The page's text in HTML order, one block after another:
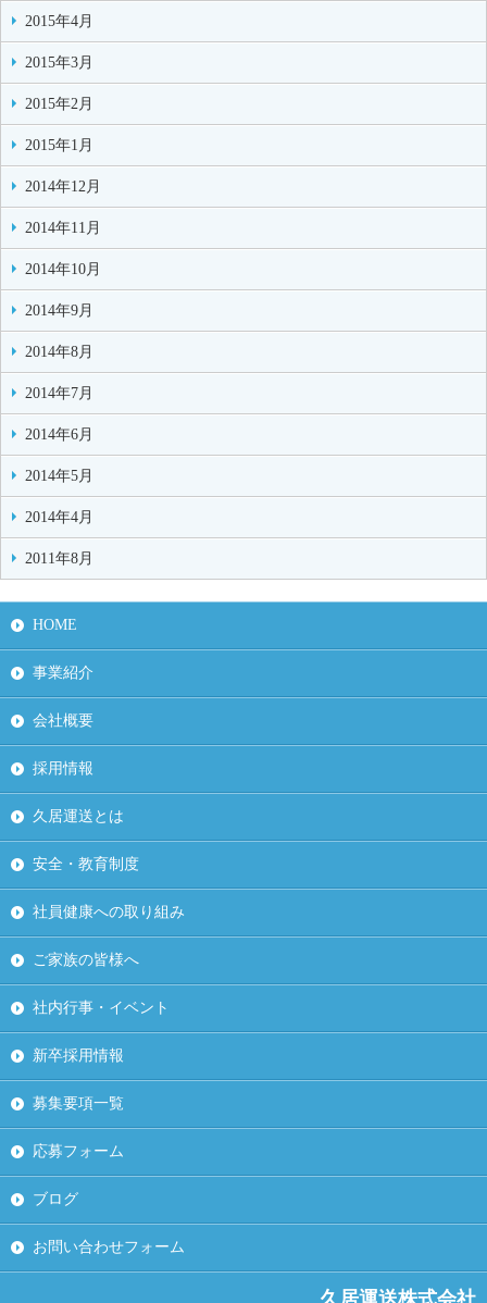
2015年4月
2015年3月
2015年2月
2015年1月
2014年12月
2014年11月
2014年10月
2014年9月
2014年8月
2014年7月
2014年6月
2014年5月
2014年4月
2011年8月
HOME
事業紹介
会社概要
採用情報
久居運送とは
安全・教育制度
社員健康への取り組み
ご家族の皆様へ
社内行事・イベント
新卒採用情報
募集要項一覧
応募フォーム
ブログ
お問い合わせフォーム